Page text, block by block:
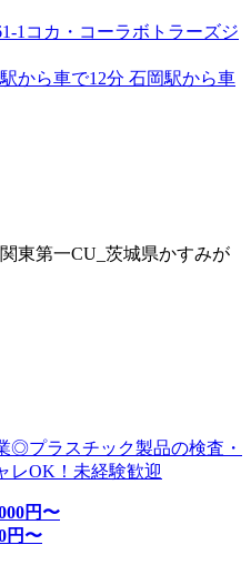
1コカ・コーラボトラーズジ
から車で12分 石岡駅から車
東第一CU_茨城県かすみが
◎プラスチック製品の検査・
レOK！未経験歓迎
円〜
円〜